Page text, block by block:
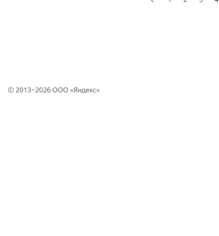
© 2013–2026 ООО «Яндекс»